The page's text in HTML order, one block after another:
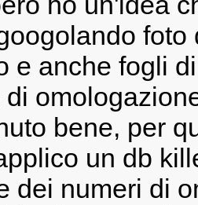
e anche fogli
bene, per
un db
dei numeri di